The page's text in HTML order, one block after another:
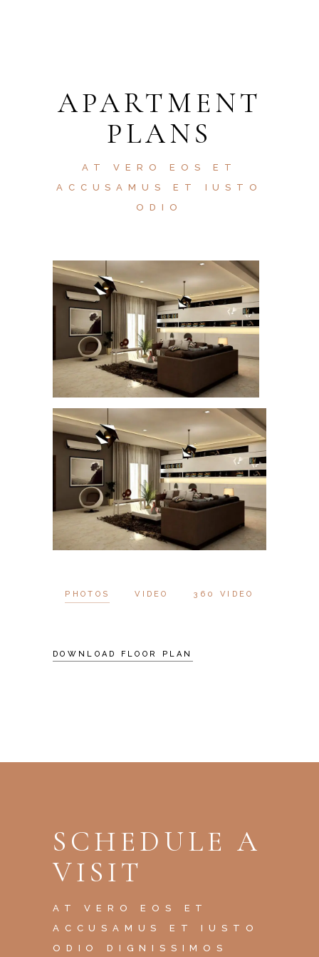
APARTMENT
PLANS
AT VERO EOS ET
ACCUSAMUS ET IUSTO
ODIO
PHOTOS VIDEO 360 VIDEO
DOWNLOAD FLOOR PLAN
SCHEDULE A
VISIT
AT VERO EOS ET
ACCUSAMUS ET IUSTO
ODIO DIGNISSIMOS